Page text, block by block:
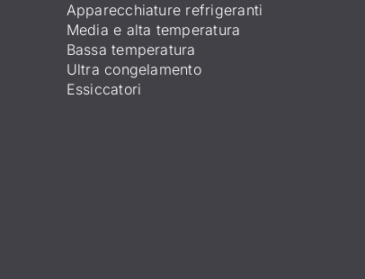
Apparecchiature refrigeranti
Media e alta temperatura
Bassa temperatura
Ultra congelamento
Essiccatori